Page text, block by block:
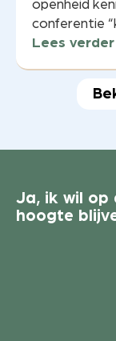
openheid
conferentie
Lees verder
Ja, ik wil op
hoogte